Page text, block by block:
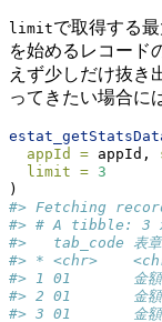
limitで取得する最
を始めるレコード
えず少しだけ抜き
ってきたい場合に
appId = appId,
limit = 3
)
#> Fetching
#> # A tibble: 3
#>   tab_code 表章
#> * <chr>
#> 1 01       金額
#> 2 01       金額
#> 3 01       金額